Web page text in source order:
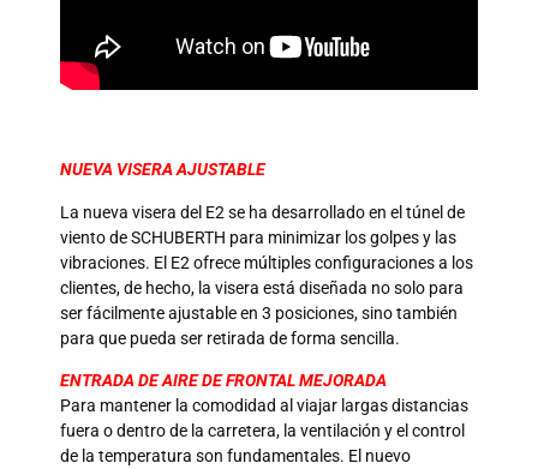
NUEVA VISERA AJUSTABLE
La nueva visera del E2 se ha desarrollado en el túnel de
viento de SCHUBERTH para minimizar los golpes y las
vibraciones. El E2 ofrece múltiples configuraciones a los
clientes, de hecho, la visera está diseñada no solo para
ser fácilmente ajustable en 3 posiciones, sino también
para que pueda ser retirada de forma sencilla.
ENTRADA DE AIRE DE FRONTAL MEJORADA
Para mantener la comodidad al viajar largas distancias
fuera o dentro de la carretera, la ventilación y el control
de la temperatura son fundamentales. El nuevo